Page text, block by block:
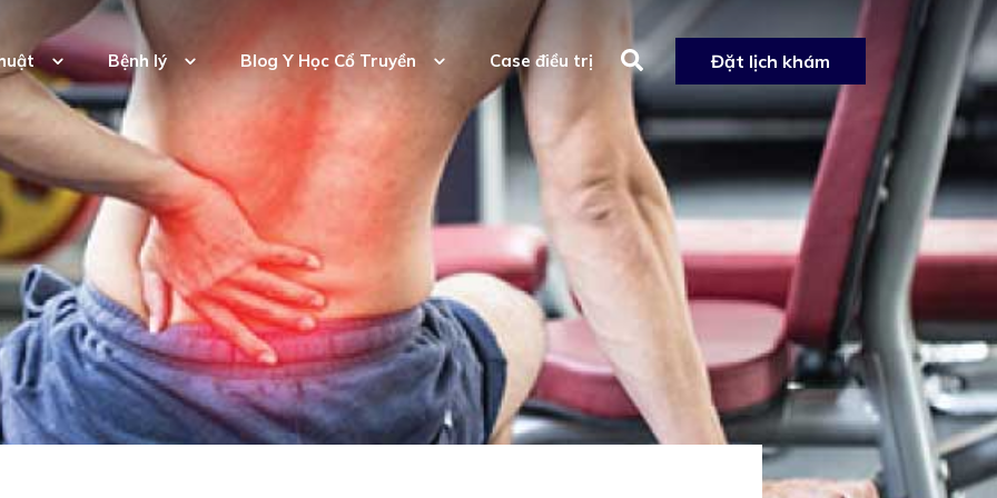
Bệnh lý Blog Y Học Cổ Truyền Case điều trị Đặt lịch khám